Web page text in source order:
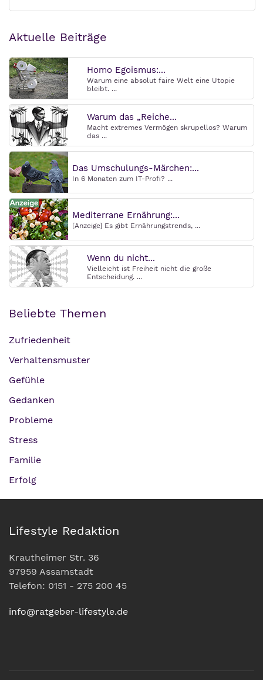
Aktuelle Beiträge
Homo Egoismus:...
Warum eine absolut faire Welt eine Utopie
bleibt. ...
Warum das „Reiche...
Macht extremes Vermögen skrupellos? Warum
das ...
Das Umschulungs-Märchen:...
In 6 Monaten zum IT-Profi? ...
Mediterrane Ernährung:...
[Anzeige] Es gibt Ernährungstrends, ...
Wenn du nicht...
Vielleicht ist Freiheit nicht die große
Entscheidung. ...
Beliebte Themen
Zufriedenheit
Verhaltensmuster
Gefühle
Gedanken
Probleme
Stress
Familie
Erfolg
Lifestyle Redaktion
Krautheimer Str. 36
97959 Assamstadt
Telefon: 0151 - 275 200 45
info@ratgeber-lifestyle.de